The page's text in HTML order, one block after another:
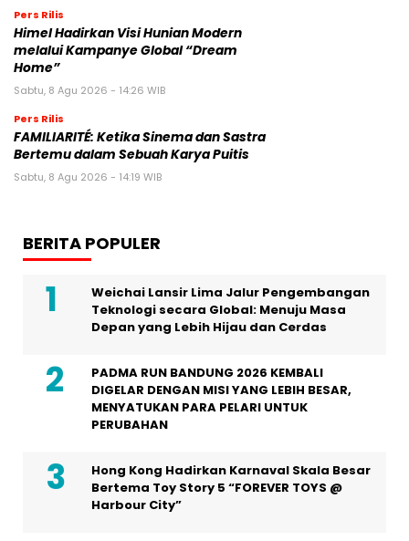
Pers Rilis
Himel Hadirkan Visi Hunian Modern
melalui Kampanye Global “Dream
Home”
Sabtu, 8 Agu 2026 - 14:26 WIB
Pers Rilis
FAMILIARITÉ: Ketika Sinema dan Sastra
Bertemu dalam Sebuah Karya Puitis
Sabtu, 8 Agu 2026 - 14:19 WIB
BERITA POPULER
Weichai Lansir Lima Jalur Pengembangan
Teknologi secara Global: Menuju Masa
Depan yang Lebih Hijau dan Cerdas
PADMA RUN BANDUNG 2026 KEMBALI
DIGELAR DENGAN MISI YANG LEBIH BESAR,
MENYATUKAN PARA PELARI UNTUK
PERUBAHAN
Hong Kong Hadirkan Karnaval Skala Besar
Bertema Toy Story 5 “FOREVER TOYS @
Harbour City”